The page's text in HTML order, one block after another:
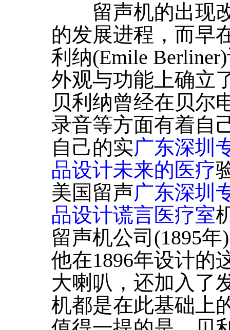
留声机的出现改
的发展进程，而早
利纳(Emile
外观与功能上确立
贝利纳曾经在贝尔
录音等方面有着自
自己的实广东深圳
品设计未来的医疗
美国留声广东深圳
品设计谎言医疗室
留声机公司(1895年
他在1896年设计的
大喇叭，还加入了
机都是在此基础上